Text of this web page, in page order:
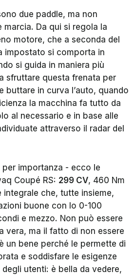
due paddle, ma non
Da qui si regola la
motore, che a seconda del
impostato si comporta in
si guida in maniera più
sfruttare questa frenata per
buttare in curva l’auto, quando
la macchina fa tutto da
al necessario e in base alle
attraverso il radar del
per importanza - ecco le
Coupé RS: 299 CV, 460 Nm
integrale che, tutte insieme,
buone con lo 0-100
e mezzo. Non può essere
vera, ma il fatto di non essere
un bene perché le permette di
e soddisfare le esigenze
utenti: è bella da vedere,